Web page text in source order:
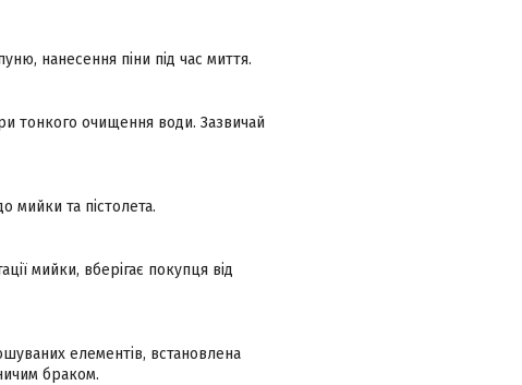
нанесення піни під час миття.
тонкого очищення води. Зазвичай
мийки та пістолета.
мийки, вберігає покупця від
елементів, встановлена
браком.